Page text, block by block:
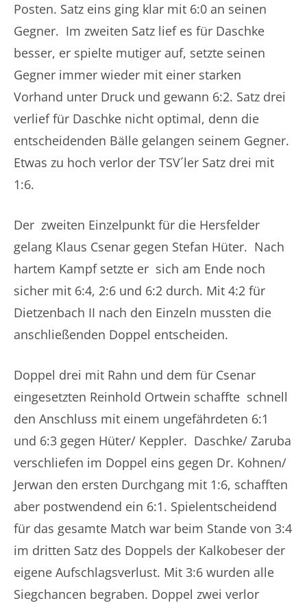
Posten. Satz eins ging klar mit 6:0 an seinen
Gegner. Im zweiten Satz lief es für Daschke
besser, er spielte mutiger auf, setzte seinen
Gegner immer wieder mit einer starken
Vorhand unter Druck und gewann 6:2. Satz drei
verlief für Daschke nicht optimal, denn die
entscheidenden Bälle gelangen seinem Gegner.
Etwas zu hoch verlor der TSV´ler Satz drei mit
1:6.
Der zweiten Einzelpunkt für die Hersfelder
gelang Klaus Csenar gegen Stefan Hüter. Nach
hartem Kampf setzte er sich am Ende noch
sicher mit 6:4, 2:6 und 6:2 durch. Mit 4:2 für
Dietzenbach II nach den Einzeln mussten die
anschließenden Doppel entscheiden.
Doppel drei mit Rahn und dem für Csenar
eingesetzten Reinhold Ortwein schaffte schnell
den Anschluss mit einem ungefährdeten 6:1
und 6:3 gegen Hüter/ Keppler. Daschke/ Zaruba
verschliefen im Doppel eins gegen Dr. Kohnen/
Jerwan den ersten Durchgang mit 1:6, schafften
aber postwendend ein 6:1. Spielentscheidend
für das gesamte Match war beim Stande von 3:4
im dritten Satz des Doppels der Kalkobeser der
eigene Aufschlagsverlust. Mit 3:6 wurden alle
Siegchancen begraben. Doppel zwei verlor